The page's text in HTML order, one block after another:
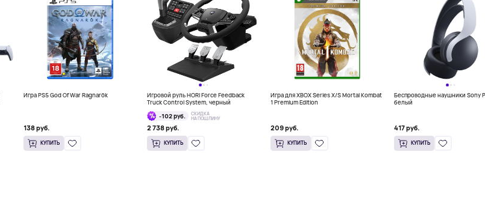
Игра PS5 God Of War Ragnarök
138 руб.
КУПИТЬ
Игровой руль HORI Force Feedback
Truck Control System, черный
-102 руб.
СКИДКА
НА ПОШЛИНУ
2 738 руб.
КУПИТЬ
Игра для XBOX Series X/S Mortal Kombat
1 Premium Edition
209 руб.
КУПИТЬ
Беспроводные наушники Sony
белый
417 руб.
КУПИТЬ